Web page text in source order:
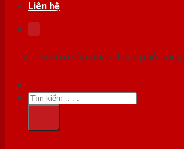
Liên hệ
Chưa có sản phẩm trong giỏ hàng.
Tìm
kiếm: